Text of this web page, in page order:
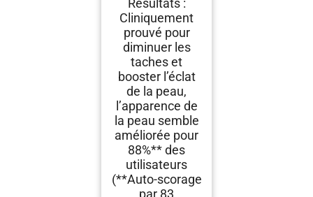
Résultats :
Cliniquement
prouvé pour
diminuer les
taches et
booster l’éclat
de la peau,
l’apparence de
la peau semble
améliorée pour
88%** des
utilisateurs
(**Auto-scorage